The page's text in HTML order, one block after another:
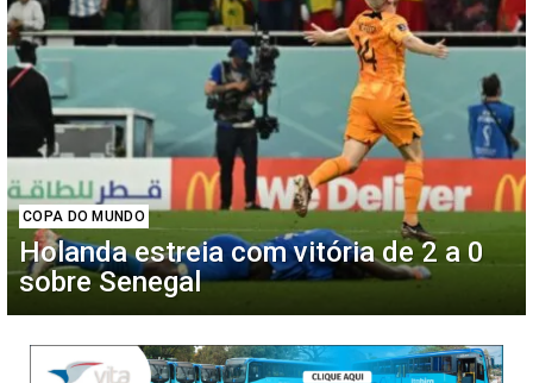
COPA DO MUNDO
Holanda estreia com vitória de 2 a 0
sobre Senegal